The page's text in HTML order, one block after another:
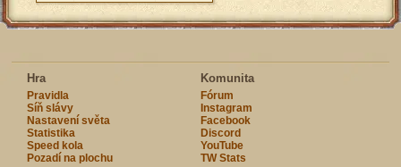
Hra
Pravidla
Síň slávy
Nastavení světa
Statistika
Speed kola
Pozadí na plochu
Komunita
Fórum
Instagram
Facebook
Discord
YouTube
TW Stats